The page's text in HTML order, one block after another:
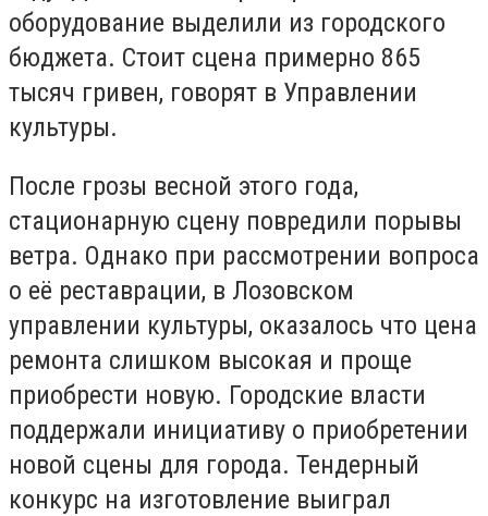
оборудование выделили из городского
бюджета. Стоит сцена примерно 865
тысяч гривен, говорят в Управлении
культуры.
После грозы весной этого года,
стационарную сцену повредили порывы
ветра. Однако при рассмотрении вопроса
о её реставрации, в Лозовском
управлении культуры, оказалось что цена
ремонта слишком высокая и проще
приобрести новую. Городские власти
поддержали инициативу о приобретении
новой сцены для города. Тендерный
конкурс на изготовление выиграл